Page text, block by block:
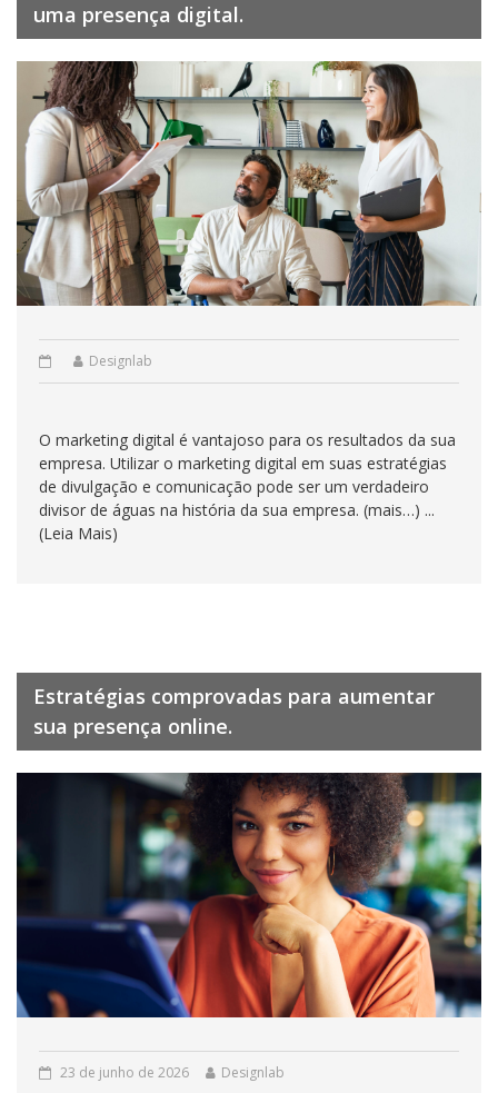
uma presença digital.
Designlab
O marketing digital é vantajoso para os resultados da sua
empresa. Utilizar o marketing digital em suas estratégias
de divulgação e comunicação pode ser um verdadeiro
divisor de águas na história da sua empresa. (mais…) ...
(Leia Mais)
Estratégias comprovadas para aumentar
sua presença online.
23 de junho de 2026 Designlab